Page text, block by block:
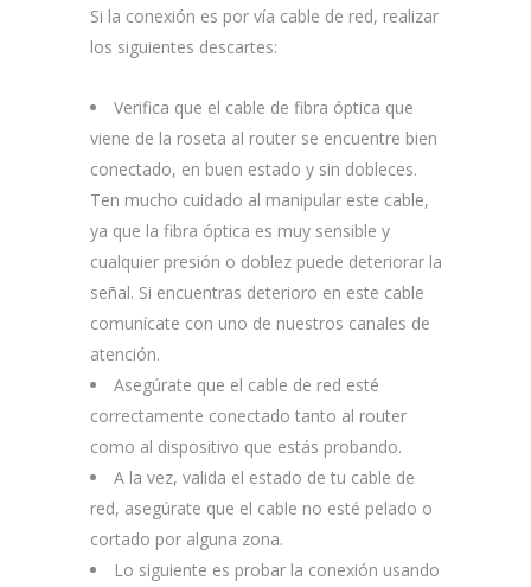
Si la conexión es por vía cable de red, realizar
los siguientes descartes:
Verifica que el cable de fibra óptica que
viene de la roseta al router se encuentre bien
conectado, en buen estado y sin dobleces.
Ten mucho cuidado al manipular este cable,
ya que la fibra óptica es muy sensible y
cualquier presión o doblez puede deteriorar la
señal. Si encuentras deterioro en este cable
comunícate con uno de nuestros canales de
atención.
Asegúrate que el cable de red esté
correctamente conectado tanto al router
como al dispositivo que estás probando.
A la vez, valida el estado de tu cable de
red, asegúrate que el cable no esté pelado o
cortado por alguna zona.
Lo siguiente es probar la conexión usando